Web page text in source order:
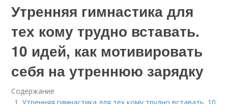
Утренняя гимнастика для
тех кому трудно вставать.
10 идей, как мотивировать
себя на утреннюю зарядку
Содержание